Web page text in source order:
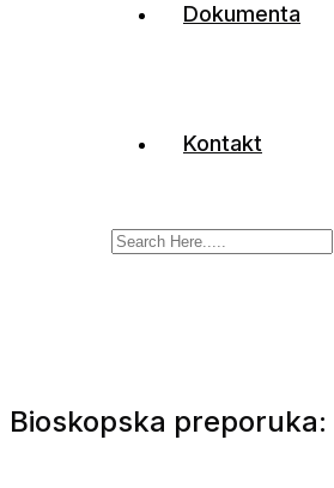
Dokumenta
Kontakt
Bioskopska preporuka: